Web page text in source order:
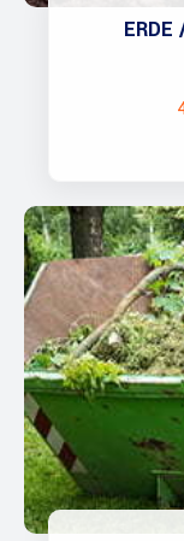
ERDE